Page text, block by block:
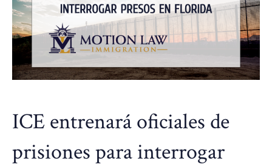
ICE entrenará oficiales de
prisiones para interrogar